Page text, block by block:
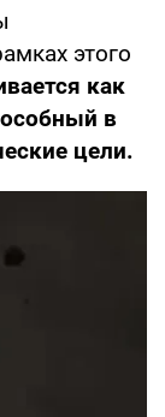
этого
как
в
цели.